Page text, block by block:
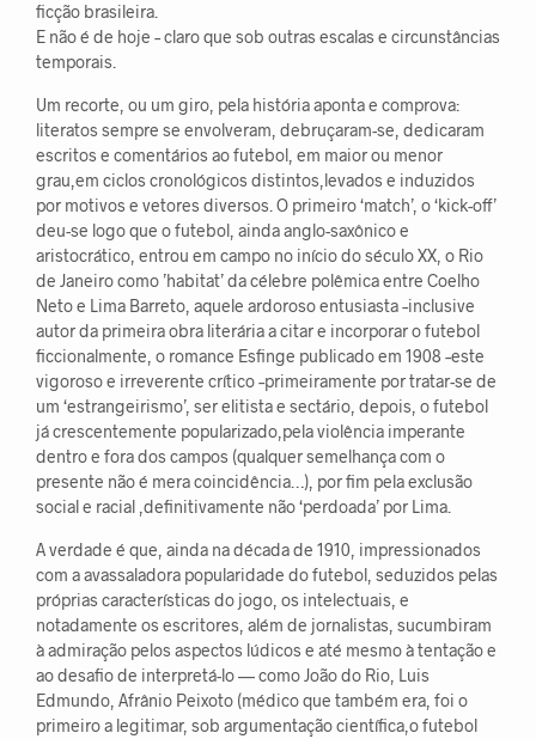
ficção brasileira.
E não é de hoje – claro que sob outras escalas e circunstâncias
temporais.
Um recorte, ou um giro, pela história aponta e comprova:
literatos sempre se envolveram, debruçaram-se, dedicaram
escritos e comentários ao futebol, em maior ou menor
grau,em ciclos cronológicos distintos,levados e induzidos
por motivos e vetores diversos. O primeiro ‘match’, o ‘kick-off’
deu-se logo que o futebol, ainda anglo-saxônico e
aristocrático, entrou em campo no início do século XX, o Rio
de Janeiro como ’habitat’ da célebre polêmica entre Coelho
Neto e Lima Barreto, aquele ardoroso entusiasta –inclusive
autor da primeira obra literária a citar e incorporar o futebol
ficcionalmente, o romance Esfinge publicado em 1908 –este
vigoroso e irreverente crítico –primeiramente por tratar-se de
um ‘estrangeirismo’, ser elitista e sectário, depois, o futebol
já crescentemente popularizado,pela violência imperante
dentro e fora dos campos (qualquer semelhança com o
presente não é mera coincidência…), por fim pela exclusão
social e racial ,definitivamente não ‘perdoada’ por Lima.
A verdade é que, ainda na década de 1910, impressionados
com a avassaladora popularidade do futebol, seduzidos pelas
próprias características do jogo, os intelectuais, e
notadamente os escritores, além de jornalistas, sucumbiram
à admiração pelos aspectos lúdicos e até mesmo à tentação e
ao desafio de interpretá-lo — como João do Rio, Luis
Edmundo, Afrânio Peixoto (médico que também era, foi o
primeiro a legitimar, sob argumentação científica,o futebol